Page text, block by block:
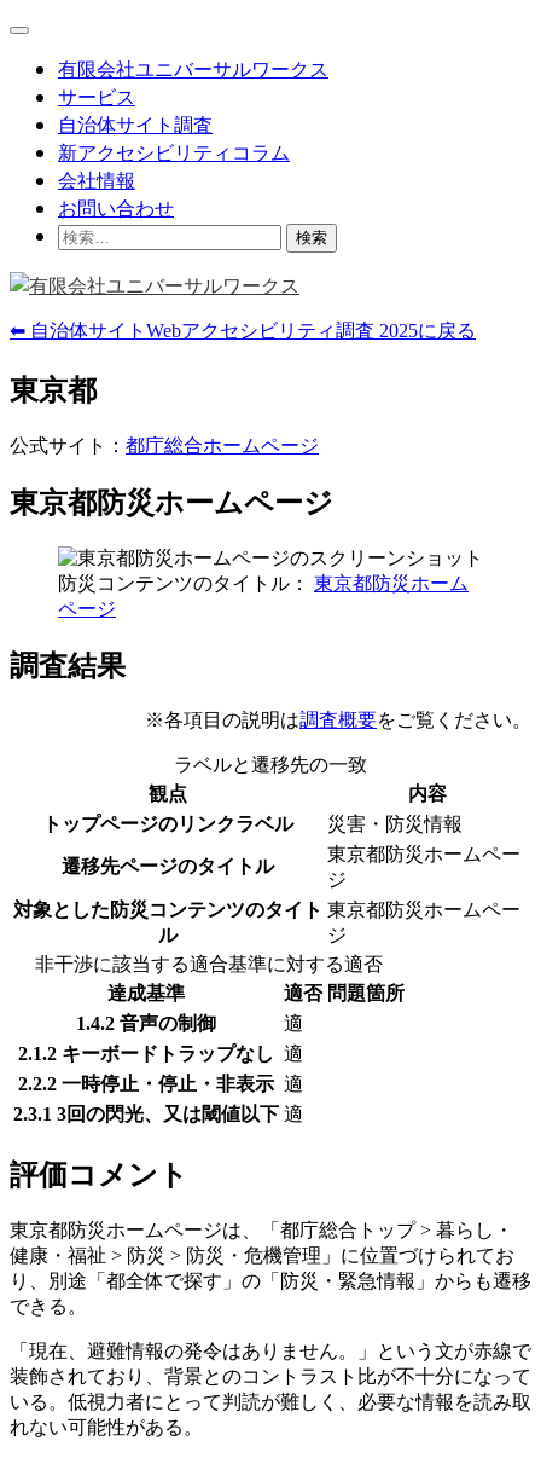
to
content
Main
有限会社ユニバーサルワークス
サービス
自治体サイト調査
新アクセシビリティコラム
会社情報
お問い合わせ
検
⬅ 自治体サイトWebアクセシビリティ調査 2025に戻る
東京都
公式サイト： 都庁総合ホームページ
東京都防災ホームページ
防災コンテンツのタイトル： 東京都防災ホーム
ページ
調査結果
※各項目の説明は調査概要をご覧ください。
ラベルと遷移先の一致
観点
内容
トップページのリンクラベル
災害・防災情報
遷移先ページのタイトル
東京都防災ホームペー
ジ
対象とした防災コンテンツのタイト
ル
東京都防災ホームペー
ジ
非干渉に該当する適合基準に対する適否
達成基準
適否 問題箇所
1.4.2 音声の制御
適
2.1.2 キーボードトラップなし 適
2.2.2 一時停止・停止・非表示 適
2.3.1 3回の閃光、又は閾値以下 適
評価コメント
東京都防災ホームページは、「都庁総合トップ > 暮らし・
健康・福祉 > 防災 > 防災・危機管理」に位置づけられてお
り、別途「都全体で探す」の「防災・緊急情報」からも遷移
できる。
「現在、避難情報の発令はありません。」という文が赤線で
装飾されており、背景とのコントラスト比が不十分になって
いる。低視力者にとって判読が難しく、必要な情報を読み取
れない可能性がある。